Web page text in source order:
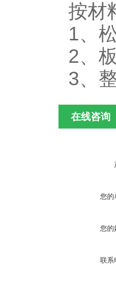
按材
1、
2、
3、
在线咨询
您的
您的
联系